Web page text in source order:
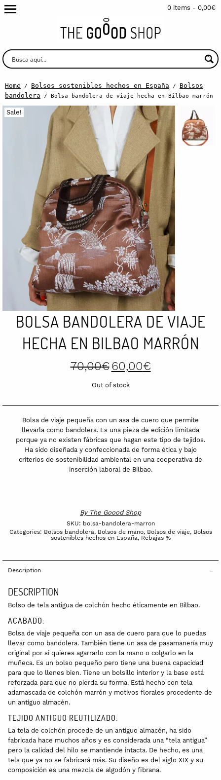
0 items - 0,00€
Home / Bolsos sostenibles hechos en España / Bolsos
bandolera / Bolsa bandolera de viaje hecha en Bilbao marrón
Sale!
BOLSA BANDOLERA DE VIAJE
HECHA EN BILBAO MARRÓN
70,00€ Original
price
60,00€price
Out of stock
Bolsa de viaje pequeña con un asa de cuero que permite
llevarla como bandolera. Es una pieza de edición limitada
porque ya no existen fábricas que hagan este tipo de tejidos.
Ha sido diseñada y confeccionada de forma ética y bajo
criterios de sostenibilidad ambiental en una cooperativa de
inserción laboral de Bilbao.
By The Goood Shop
SKU: bolsa-bandolera-marron
Categories: Bolsos bandolera, Bolsos de mano, Bolsos de viaje, Bolsos
sostenibles hechos en España, Rebajas %
Description
DESCRIPTION
Bolso de tela antigua de colchón hecho éticamente en Bilbao.
ACABADO:
Bolsa de viaje pequeña con un asa de cuero para que lo puedas
llevar como bandolera. También tiene un asa de pasamanería muy
original por si quieres agarrarlo con la mano o colgarlo en la
muñeca. Es un bolso pequeño pero tiene una buena capacidad
para que lo llenes bien. Tiene un bolsillo interior y la base está
reforzada para que no pierda su forma. Está hecho con tela
adamascada de colchón marrón y motivos florales procedente de
un antiguo almacén.
TEJIDO ANTIGUO REUTILIZADO:
La tela de colchón procede de un antiguo almacén, ha sido
fabricada hace muchos años y es considerada una “tela antigua”
pero la calidad del hilo se mantiende intacta. De hecho, es una
tela que ya no se fabricará más. Su diseño es del siglo XIX y su
composición es una mezcla de algodón y fibrana.